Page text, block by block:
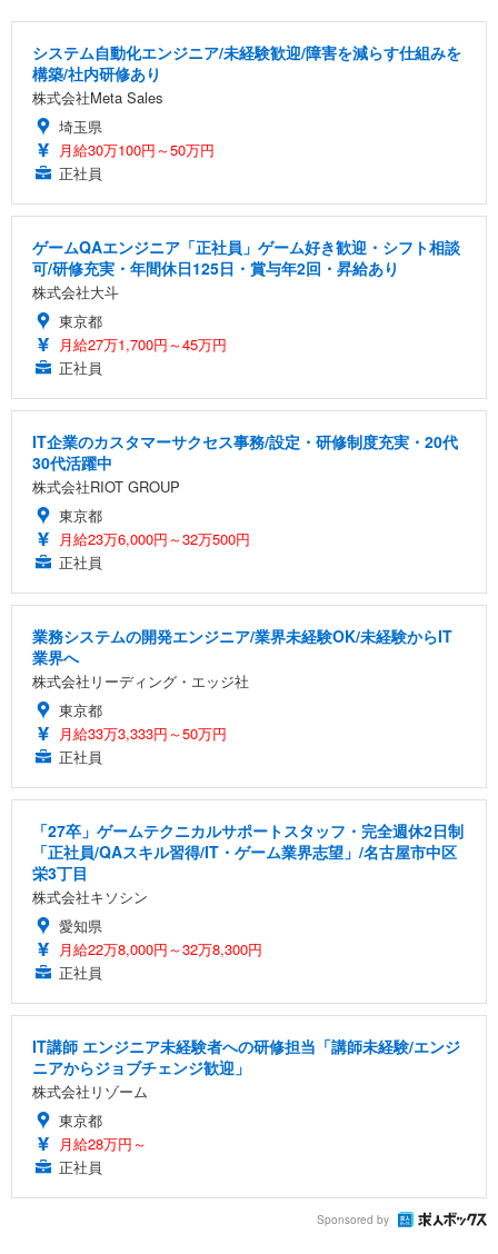
システム自動化エンジニア/未経験歓迎/障害を減らす仕組みを
構築/社内研修あり
株式会社Meta Sales
埼玉県
月給30万100円～50万円
正社員
ゲームQAエンジニア「正社員」ゲーム好き歓迎・シフト相談
可/研修充実・年間休日125日・賞与年2回・昇給あり
株式会社大斗
東京都
月給27万1,700円～45万円
正社員
IT企業のカスタマーサクセス事務/設定・研修制度充実・20代
30代活躍中
株式会社RIOT GROUP
東京都
月給23万6,000円～32万500円
正社員
業務システムの開発エンジニア/業界未経験OK/未経験からIT
業界へ
株式会社リーディング・エッジ社
東京都
月給33万3,333円～50万円
正社員
「27卒」ゲームテクニカルサポートスタッフ・完全週休2日制
「正社員/QAスキル習得/IT・ゲーム業界志望」/名古屋市中区
栄3丁目
株式会社キソシン
愛知県
月給22万8,000円～32万8,300円
正社員
IT講師 エンジニア未経験者への研修担当「講師未経験/エンジ
ニアからジョブチェンジ歓迎」
株式会社リゾーム
東京都
月給28万円～
正社員
Sponsored by